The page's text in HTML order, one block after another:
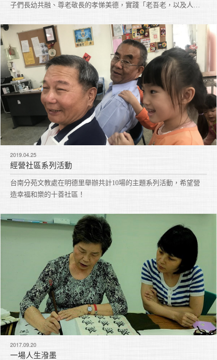
子們長幼共融、尊老敬長的孝悌美德，實踐「老吾老，以及人之
2019.04.25
經營社區系列活動
台南分苑文教處在明德里舉辦共計10場的主題系列活動，希望營
造幸福和樂的十善社區！
2017.09.20
一場人生潑墨